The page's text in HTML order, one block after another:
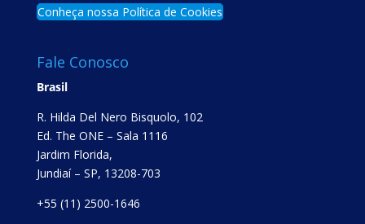
Conheça nossa Política de Cookies
Fale Conosco
Brasil
R. Hilda Del Nero Bisquolo, 102
Ed. The ONE – Sala 1116
Jardim Florida,
Jundiaí – SP, 13208-703
+55 (11) 2500-1646